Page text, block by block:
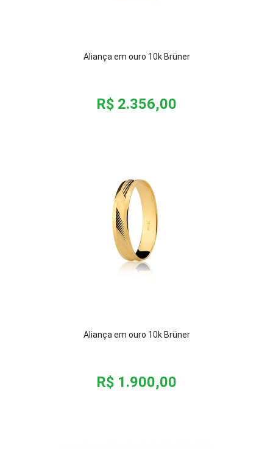
Aliança em ouro 10k Brüner
R$ 2.356,00
Aliança em ouro 10k Brüner
R$ 1.900,00